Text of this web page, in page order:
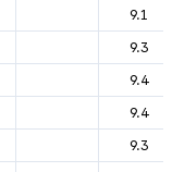
9.1
9.3
9.4
9.4
9.3